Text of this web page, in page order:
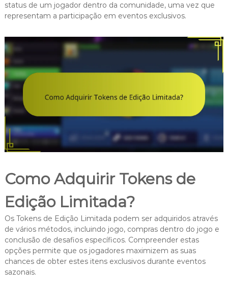
status de um jogador dentro da comunidade, uma vez que
representam a participação em eventos exclusivos.
Como Adquirir Tokens de
Edição Limitada?
Os Tokens de Edição Limitada podem ser adquiridos através
de vários métodos, incluindo jogo, compras dentro do jogo e
conclusão de desafios específicos. Compreender estas
opções permite que os jogadores maximizem as suas
chances de obter estes itens exclusivos durante eventos
sazonais.